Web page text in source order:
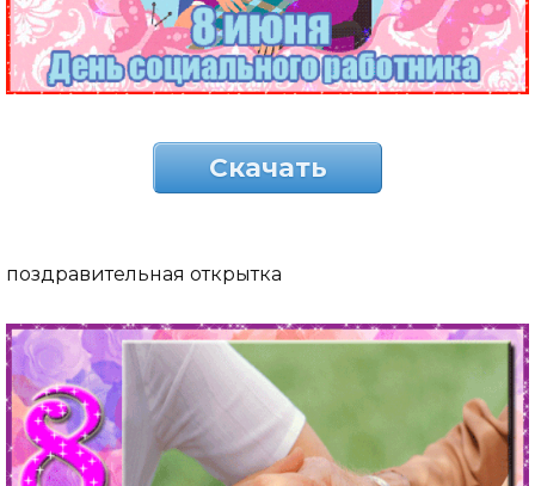
Скачать
поздравительная открытка